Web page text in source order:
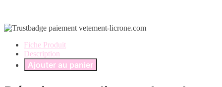
Fiche Produit
Description
Ajouter au panier